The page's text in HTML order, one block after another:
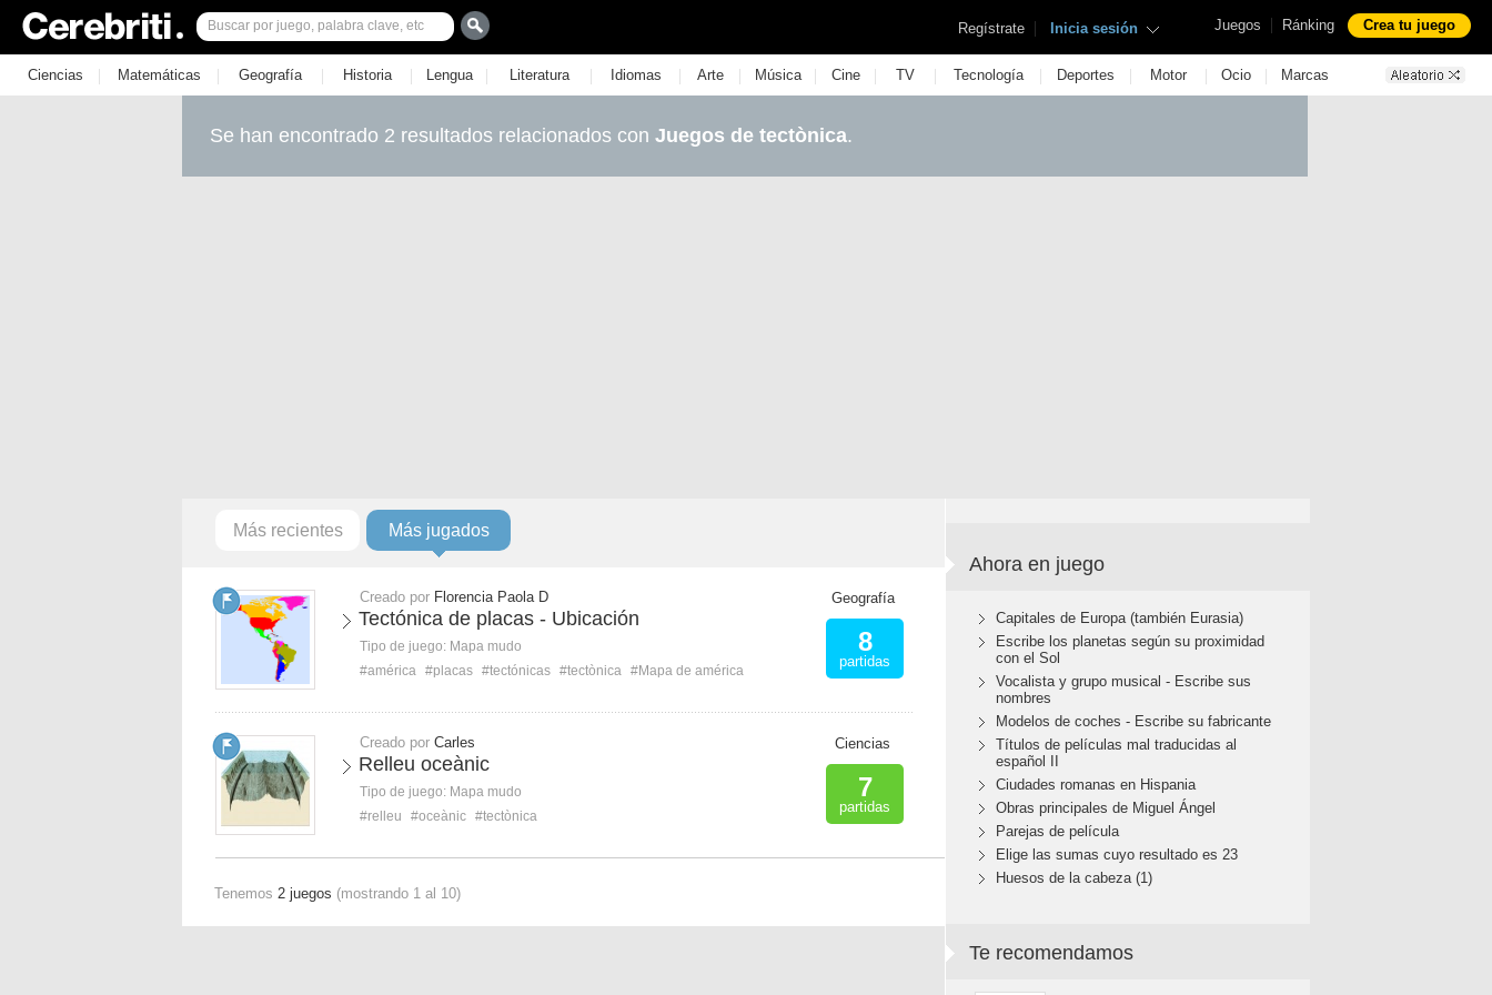
Juegos | Ránking Crea tu juego
Regístrate | Inicia sesión
Ciencias | Matemáticas | Geografía | Historia | Lengua | Literatura | Idiomas | Arte | Música | Cine | TV | Tecnología | Deportes | Motor | Ocio | Marcas
Se han encontrado 2 resultados relacionados con Juegos de tectònica.
Más recientes Más jugados
Creado por Florencia Paola D
Tectónica de placas - Ubicación
Tipo de juego: Mapa mudo
#américa #placas #tectónicas #tectònica #Mapa de américa
Geografía
8
partidas
Creado por Carles
Relleu oceànic
Tipo de juego: Mapa mudo
#relleu
#oceànic #tectònica
Ciencias
7
partidas
Tenemos 2 juegos (mostrando 1 al 10)
Ahora en juego
Capitales de Europa (también Eurasia)
Escribe los planetas según su proximidad
con el Sol
Vocalista y grupo musical - Escribe sus
nombres
Modelos de coches - Escribe su fabricante
Títulos de películas mal traducidas al
español II
Ciudades romanas en Hispania
Obras principales de Miguel Ángel
Parejas de película
Elige las sumas cuyo resultado es 23
Huesos de la cabeza (1)
Te recomendamos